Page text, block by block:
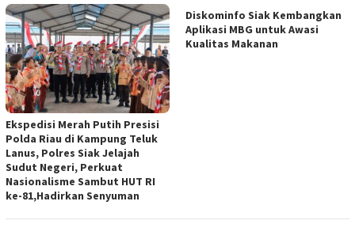
Ekspedisi Merah Putih Presisi
Polda Riau di Kampung Teluk
Lanus, Polres Siak Jelajah
Sudut Negeri, Perkuat
Nasionalisme Sambut HUT RI
ke-81,Hadirkan Senyuman
Diskominfo Siak Kembangkan
Aplikasi MBG untuk Awasi
Kualitas Makanan